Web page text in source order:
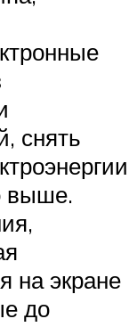
снять
выше.
на экране
до